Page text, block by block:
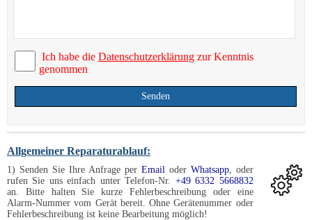
Ich habe die Datenschutzerklärung zur Kenntnis
genommen
Senden
Allgemeiner Reparaturablauf:
1) Senden Sie Ihre Anfrage per Emailoder Whatsapp, oder
rufen Sie uns einfach unter Telefon-Nr. +49 6332 5668832
an. Bitte halten Sie kurze Fehlerbeschreibung oder eine
Alarm-Nummer vom Gerät bereit. Ohne Gerätenummer oder
Fehlerbeschreibung ist keine Bearbeitung möglich!